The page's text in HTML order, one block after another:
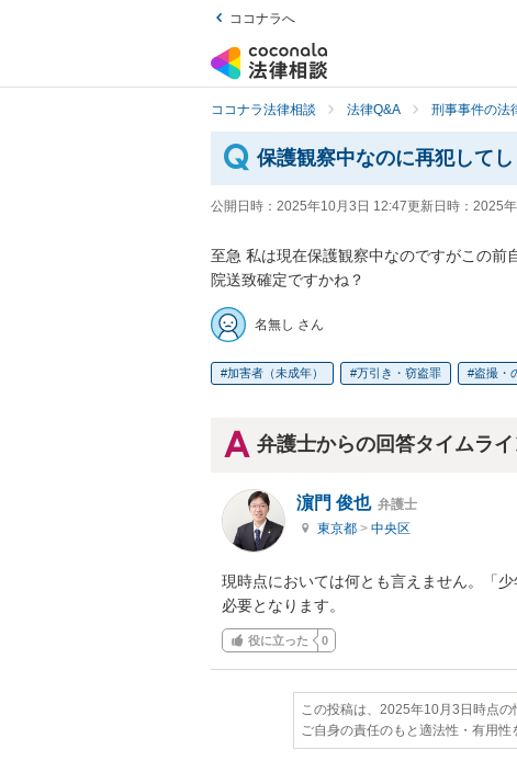
ココナラへ
ココナラ法律相談 法律Q&A 刑事事件の法
保護観察中なのに再犯して
公開日時： 2025年10月3日 12:47更新日時： 2025
至急 私は現在保護観察中なのですがこの前
院送致確定ですかね？
名無し さん
加害者（未成年） 万引き・窃盗罪 盗撮・
弁護士からの回答タイムラ
濵門 俊也 弁護士
東京都 > 中央区
現時点においては何とも言えません。「
必要となります。
役に立った 0
この投稿は、2025年10月3日時点の
ご自身の責任のもと適法性・有用